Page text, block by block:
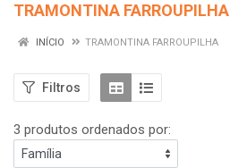
TRAMONTINA FARROUPILHA
INÍCIO TRAMONTINA FARROUPILHA
Filtros
3 produtos ordenados por: